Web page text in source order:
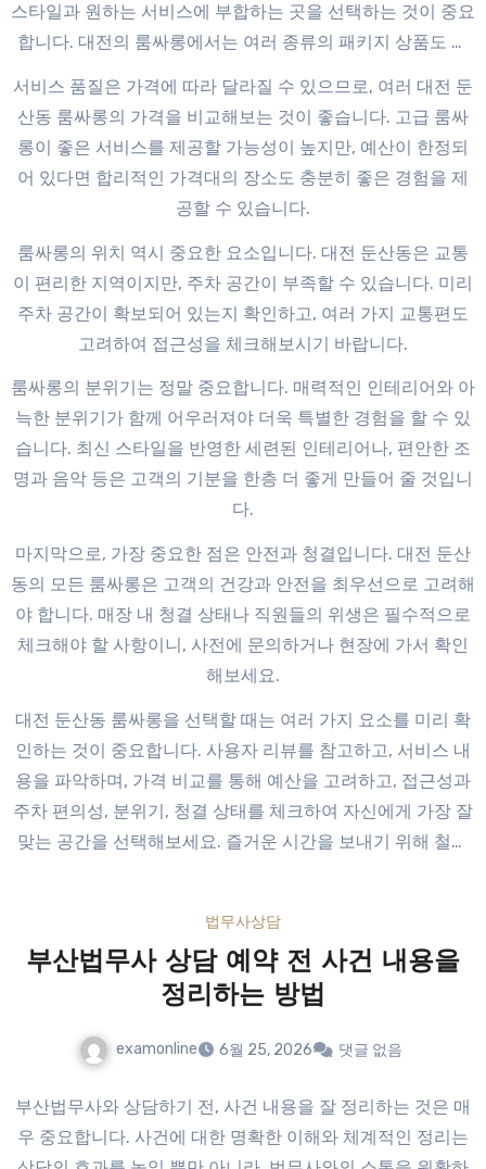
스타일과 원하는 서비스에 부합하는 곳을 선택하는 것이 중요
합니다. 대전의 룸싸롱에서는 여러 종류의 패키지 상품도 있
서비스 품질은 가격에 따라 달라질 수 있으므로, 여러 대전 둔
산동 룸싸롱의 가격을 비교해보는 것이 좋습니다. 고급 룸싸
롱이 좋은 서비스를 제공할 가능성이 높지만, 예산이 한정되
어 있다면 합리적인 가격대의 장소도 충분히 좋은 경험을 제
공할 수 있습니다.
룸싸롱의 위치 역시 중요한 요소입니다. 대전 둔산동은 교통
이 편리한 지역이지만, 주차 공간이 부족할 수 있습니다. 미리
주차 공간이 확보되어 있는지 확인하고, 여러 가지 교통편도
고려하여 접근성을 체크해보시기 바랍니다.
룸싸롱의 분위기는 정말 중요합니다. 매력적인 인테리어와 아
늑한 분위기가 함께 어우러져야 더욱 특별한 경험을 할 수 있
습니다. 최신 스타일을 반영한 세련된 인테리어나, 편안한 조
명과 음악 등은 고객의 기분을 한층 더 좋게 만들어 줄 것입니
다.
마지막으로, 가장 중요한 점은 안전과 청결입니다. 대전 둔산
동의 모든 룸싸롱은 고객의 건강과 안전을 최우선으로 고려해
야 합니다. 매장 내 청결 상태나 직원들의 위생은 필수적으로
체크해야 할 사항이니, 사전에 문의하거나 현장에 가서 확인
해보세요.
대전 둔산동 룸싸롱을 선택할 때는 여러 가지 요소를 미리 확
인하는 것이 중요합니다. 사용자 리뷰를 참고하고, 서비스 내
용을 파악하며, 가격 비교를 통해 예산을 고려하고, 접근성과
주차 편의성, 분위기, 청결 상태를 체크하여 자신에게 가장 잘
맞는 공간을 선택해보세요. 즐거운 시간을 보내기 위해 철저
법무사상담
부산법무사 상담 예약 전 사건 내용을
정리하는 방법
examonline 6월 25, 2026 댓글 없음
부산법무사와 상담하기 전, 사건 내용을 잘 정리하는 것은 매
우 중요합니다. 사건에 대한 명확한 이해와 체계적인 정리는